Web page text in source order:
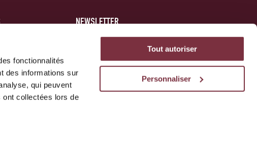
fonctionnalités
des informations sur
qui peuvent
collectées lors de
Tout autoriser
Personnaliser
NEWSLETTER
Inscrivez-vous et soyez au courant des dernières nouvelles
concernant votre club.